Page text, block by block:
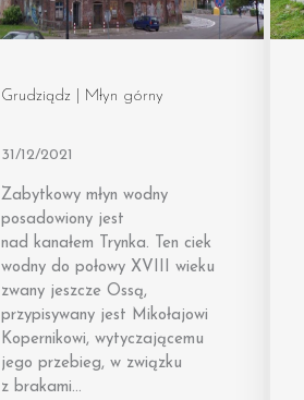
Grudziądz | Młyn górny
31/12/2021
Zabytkowy młyn wodny
posadowiony jest
nad kanałem Trynka. Ten ciek
wodny do połowy XVIII wieku
zwany jeszcze Ossą,
przypisywany jest Mikołajowi
Kopernikowi, wytyczającemu
jego przebieg, w związku
z brakami…